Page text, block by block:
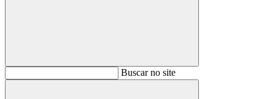
BuscarBuscar no site